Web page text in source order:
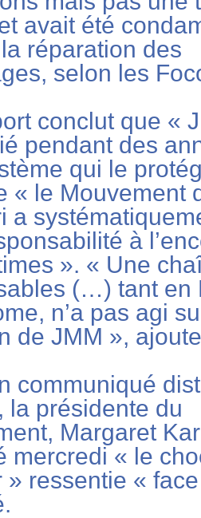
avait été
réparation des
selon les
conclut que «
pendant des
qui le
« le Mouvement
a
à
». « Une
(…) tant en
n’a pas agi
de JMM »,
communiqué
la présidente du
Margaret
mercredi « le
» ressentie «